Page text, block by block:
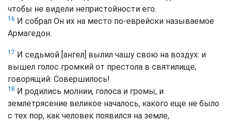
чтобы не видели непристойности его.
16 И собрал Он их на место по-еврейски называемое
Армагедон.
17 И седьмой [ангел] вылил чашу свою на воздух: и
вышел голос громкий от престола в святилище,
говорящий: Совершилось!
18 И родились молнии, голоса и громы, и
землетрясение великое началось, какого еще не было
с тех пор, как человек появился на земле,